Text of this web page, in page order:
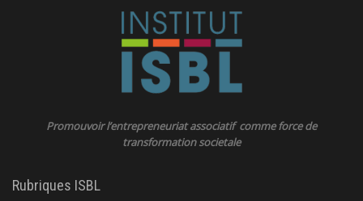
Promouvoir l’entrepreneuriat associatif comme force de
transformation societale
Rubriques ISBL